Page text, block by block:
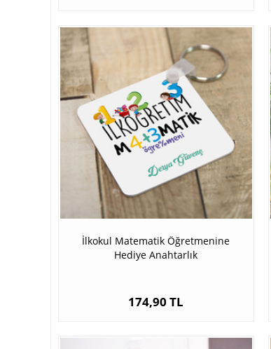
İlkokul Matematik Öğretmenine
Hediye Anahtarlık
174,90 TL